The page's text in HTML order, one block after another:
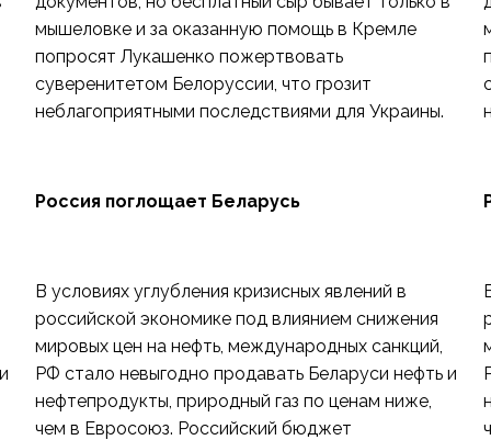
мышеловке и за оказанную помощь в Кремле
попросят Лукашенко пожертвовать
суверенитетом Белоруссии, что грозит
неблагоприятными последствиями для Украины.
Россия поглощает Беларусь
В условиях углубления кризисных явлений в
российской экономике под влиянием снижения
мировых цен на нефть, международных санкций,
РФ стало невыгодно продавать Беларуси нефть и
нефтепродукты, природный газ по ценам ниже,
чем в Евросоюз. Российский бюджет